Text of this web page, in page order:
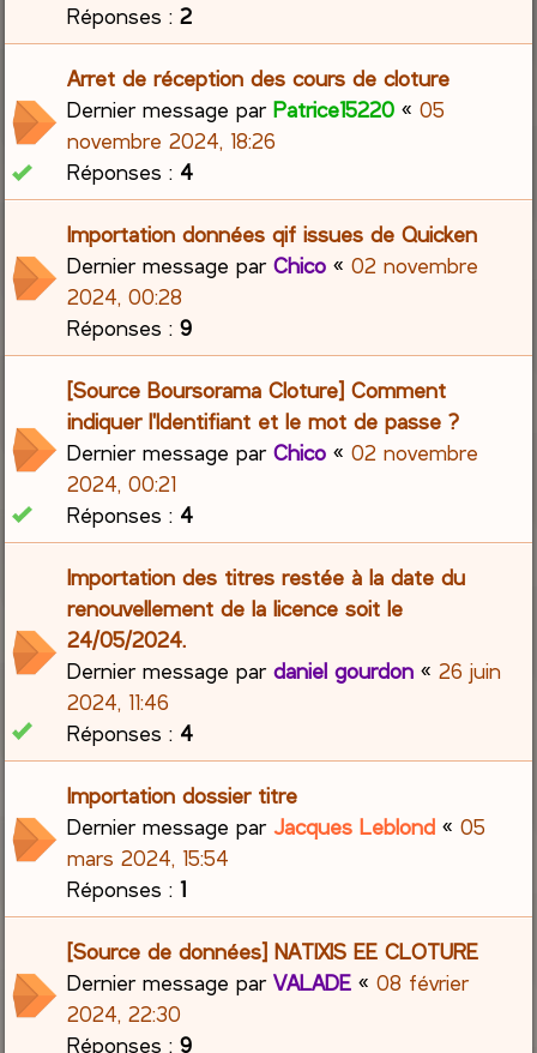
Réponses :2
Arret de réception des cours de cloture
Dernier message parPatrice15220 «05
novembre 2024, 18:26
Réponses : 4
Importation données qif issues de Quicken
Dernier message parChico «02 novembre
2024, 00:28
Réponses :9
[Source Boursorama Cloture] Comment
indiquer l'Identifiant et le mot de passe ?
Dernier message parChico «02 novembre
2024, 00:21
Réponses : 4
Importation des titres restée à la date du
renouvellement de la licence soit le
24/05/2024.
Dernier message pardaniel gourdon «26 juin
2024, 11:46
Réponses : 4
Importation dossier titre
Dernier message parJacques Leblond «05
mars 2024, 15:54
Réponses :1
[Source de données] NATIXIS EE CLOTURE
Dernier message parVALADE «08 février
2024, 22:30
Réponses :9